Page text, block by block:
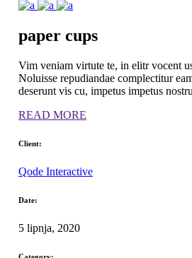
paper cups
Vim veniam virtute te, in elitr vocent
Noluisse repudiandae complectitur
deserunt vis cu, impetus impetus
READ MORE
Client:
Qode Interactive
Date:
5 lipnja, 2020